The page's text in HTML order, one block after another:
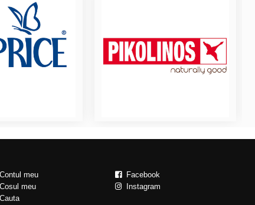
Contul meu
Cosul meu
Cauta
Facebook
Instagram